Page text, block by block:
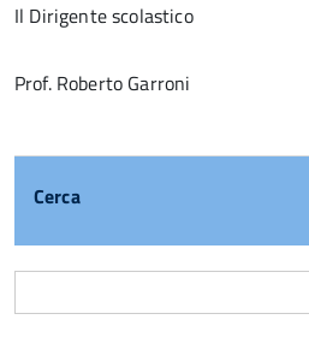
Il Dirigente scolastico
Prof. Roberto Garroni
Cerca